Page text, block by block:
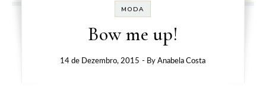
MODA
Bow me up!
14 de Dezembro, 2015 - ByAnabela Costa